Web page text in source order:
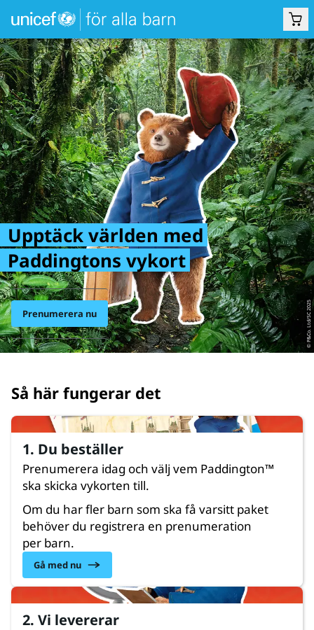
© P&Co. Ltd/SC 2025
Upptäck världen med
Paddingtons vykort
Prenumerera nu
Så här fungerar det
1. Du beställer
Prenumerera idag och välj vem Paddington™
ska skicka vykorten till.
Om du har fler barn som ska få varsitt paket
behöver du registrera en prenumeration
per barn.
Gå med nu
2. Vi levererar